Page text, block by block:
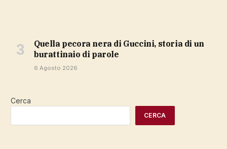
Quella pecora nera di Guccini, storia di un
burattinaio di parole
6 Agosto 2026
Cerca
CERCA